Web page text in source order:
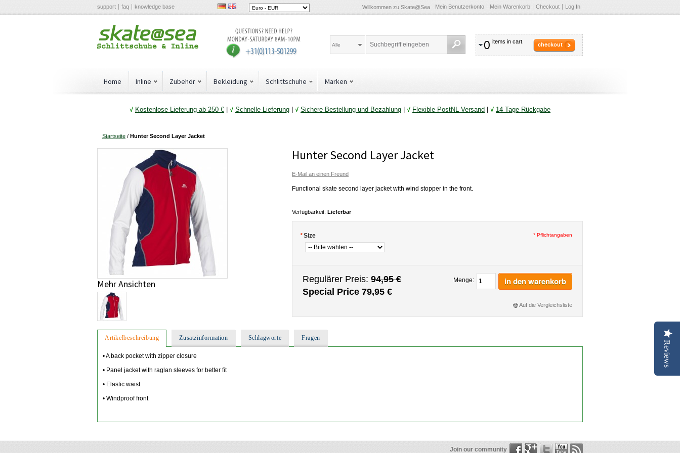
support faq knowledge base Willkommen zu Skate@Sea Mein Benutzerkonto Mein Warenkorb Checkout Log In
0 items in cart. checkout
Alle
Home Inline Zubehör Bekleidung Schlittschuhe Marken
√ Kostenlose Lieferung ab 250 € √ Schnelle Lieferung √ Sichere Bestellung und Bezahlung √ Flexible PostNL Versand √ 14 Tage Rückgabe
Startseite / Hunter Second Layer Jacket
Hunter Second Layer Jacket
E-Mail an einen Freund
Functional skate second layer jacket with wind stopper in the front.
Verfügbarkeit: Lieferbar
*Size * Pflichtangaben
Regulärer Preis: 94,95 €
Special Price 79,95 €
Menge: in den warenkorb
Auf die Vergleichsliste
Mehr Ansichten
Artikelbeschreibung Zusatzinformation Schlagworte Fragen
• A back pocket with zipper closure
• Panel jacket with raglan sleeves for better fit
• Elastic waist
• Windproof front
Join our community
Reviews